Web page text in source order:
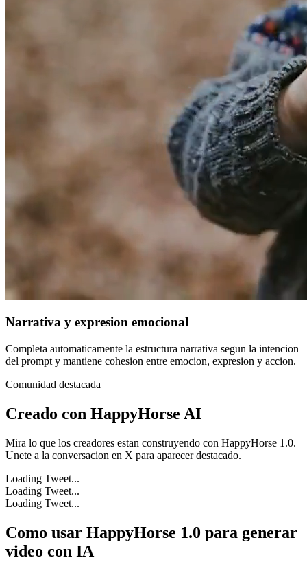
Narrativa y expresion emocional
Completa automaticamente la estructura narrativa segun la intencion
del prompt y mantiene cohesion entre emocion, expresion y accion.
Comunidad destacada
Creado con HappyHorse AI
Mira lo que los creadores estan construyendo con HappyHorse 1.0.
Unete a la conversacion en X para aparecer destacado.
Loading Tweet...
Loading Tweet...
Loading Tweet...
Como usar HappyHorse 1.0 para generar
video con IA